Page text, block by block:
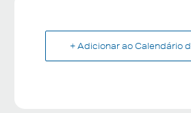
+ Adicionar ao Calendário